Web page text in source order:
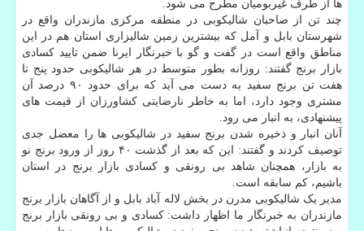
ها از طرف غیربومیان مطرح می شود.
چند تن از صاحبان شالیکوبی در منطقه مرکزی مازندران واقع در
شهرستان بابل و آمل که بیشترین زمین شالیزاری استان هم در این
مناطق واقع است در گفت و گو با خبرنگار ایرنا ضمن تایید کسادی
بازار برنج گفتند: روزانه بطور متوسط در هر شالیکوبی حدود پنج تا
هفت تن برنج سفید به دست می آید که برای حدود ۹۰ درصد آن
مشتری وجود دارد، اما به خاطر نارضایتی کشاورزان از قیمت های
پیشنهادی، به انبار می رود.
آنان انبار و ذخیره شدن برنج سفید در شالیکوبی ها را معضل جدی
توصیف کردند و گفتند: این که بعد از گذشت ۴۰ روز از ورود برنج نو
به بازار، همچنان شاهد بی رونقی و کسادی بازار برنج در استان
باشیم، کم سابقه است.
مدیر یک شالیکوبی مدرن در بخش لاله آباد بابل و از آگاهان بازار برنج
مازندران به خبرنگار ما اظهار داشت: کسادی و بی رونقی بازار برنج